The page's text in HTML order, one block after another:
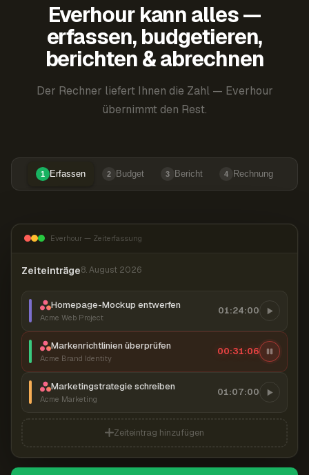
Everhour kann alles —
erfassen, budgetieren,
berichten & abrechnen
Der Rechner liefert Ihnen die Zahl — Everhour
übernimmt den Rest.
1 Erfassen 2 Budget 3 Bericht 4 Rechnung
Everhour — Zeiterfassung
Zeiteinträge8. August 2026
Homepage-Mockup entwerfen
Acme Web Project
01:24:00
Markenrichtlinien überprüfen
Acme Brand Identity
00:31:07
Marketingstrategie schreiben
Acme Marketing
01:07:00
Zeiteintrag hinzufügen